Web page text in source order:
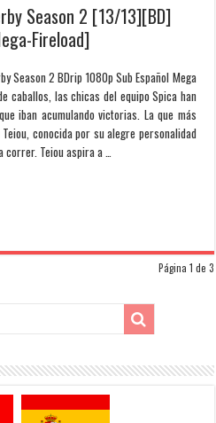
Season 2 [13/13][BD]
Fireload]
Season 2 BDrip 1080p Sub Español Mega
caballos, las chicas del equipo Spica han
iban acumulando victorias. La que más
conocida por su alegre personalidad
correr. Teiou aspira a …
Página 1 de 3